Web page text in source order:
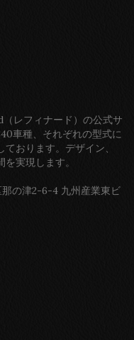
レフィナード）の公式サ
車種、それぞれの型式に
おります。デザイン、
実現します。
の津2-6-4 九州産業東ビ